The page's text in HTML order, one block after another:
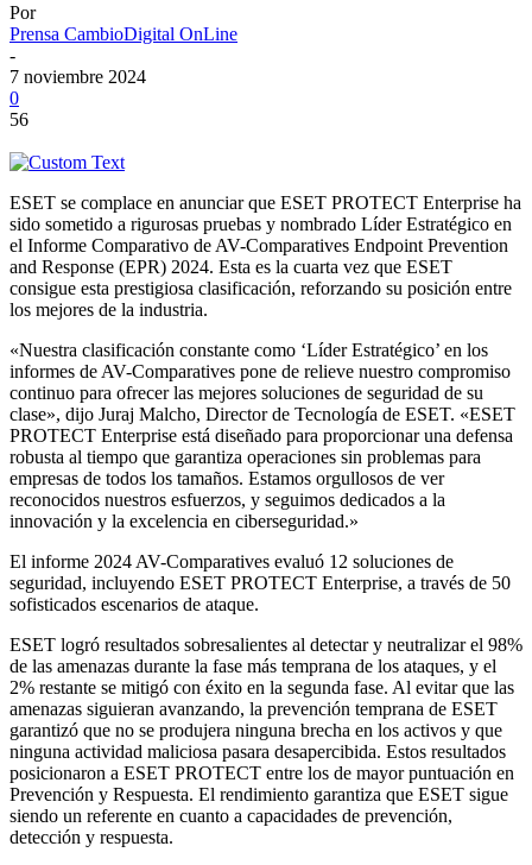
Por
Prensa CambioDigital OnLine
-
7 noviembre 2024
0
56
ESET se complace en anunciar que ESET PROTECT Enterprise ha
sido sometido a rigurosas pruebas y nombrado Líder Estratégico en
el Informe Comparativo de AV-Comparatives Endpoint Prevention
and Response (EPR) 2024. Esta es la cuarta vez que ESET
consigue esta prestigiosa clasificación, reforzando su posición entre
los mejores de la industria.
«Nuestra clasificación constante como ‘Líder Estratégico’ en los
informes de AV-Comparatives pone de relieve nuestro compromiso
continuo para ofrecer las mejores soluciones de seguridad de su
clase», dijo Juraj Malcho, Director de Tecnología de ESET. «ESET
PROTECT Enterprise está diseñado para proporcionar una defensa
robusta al tiempo que garantiza operaciones sin problemas para
empresas de todos los tamaños. Estamos orgullosos de ver
reconocidos nuestros esfuerzos, y seguimos dedicados a la
innovación y la excelencia en ciberseguridad.»
El informe 2024 AV-Comparatives evaluó 12 soluciones de
seguridad, incluyendo ESET PROTECT Enterprise, a través de 50
sofisticados escenarios de ataque.
ESET logró resultados sobresalientes al detectar y neutralizar el 98%
de las amenazas durante la fase más temprana de los ataques, y el
2% restante se mitigó con éxito en la segunda fase. Al evitar que las
amenazas siguieran avanzando, la prevención temprana de ESET
garantizó que no se produjera ninguna brecha en los activos y que
ninguna actividad maliciosa pasara desapercibida. Estos resultados
posicionaron a ESET PROTECT entre los de mayor puntuación en
Prevención y Respuesta. El rendimiento garantiza que ESET sigue
siendo un referente en cuanto a capacidades de prevención,
detección y respuesta.